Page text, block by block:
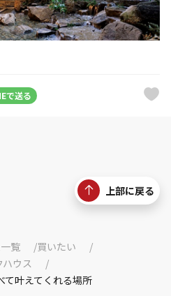
で送る
上部に戻る
覧
買いたい
ウス
て叶えてくれる場所